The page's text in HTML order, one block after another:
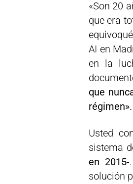
«Son 20
que era
AI en
en la
que
régimen».
Usted
sistema
en 2015-
solución